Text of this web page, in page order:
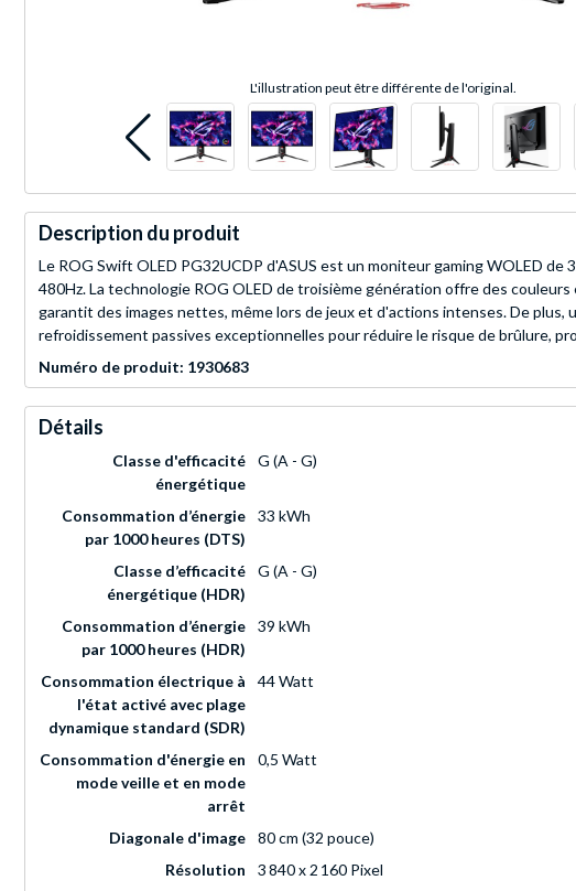
L'illustration peut être différente de l'original.
Description du produit
Le ROG Swift OLED PG32UCDP d'ASUS est un moniteur gaming WOLED
480Hz. La technologie ROG OLED de troisième génération offre des
garantit des images nettes, même lors de jeux et d'actions intenses. De
refroidissement passives exceptionnelles pour réduire le risque de brûlure,
Numéro de produit: 1930683
Détails
Classe d'efficacité
énergétique
G (A - G)
Consommation d’énergie
par 1000 heures (DTS)
33 kWh
Classe d’efficacité
énergétique (HDR)
G (A - G)
Consommation d’énergie
par 1000 heures (HDR)
39 kWh
Consommation électrique à
l'état activé avec plage
dynamique standard (SDR)
44 Watt
Consommation d'énergie en
mode veille et en mode
arrêt
0,5 Watt
Diagonale d'image
80 cm (32 pouce)
Résolution
3 840 x 2 160 Pixel